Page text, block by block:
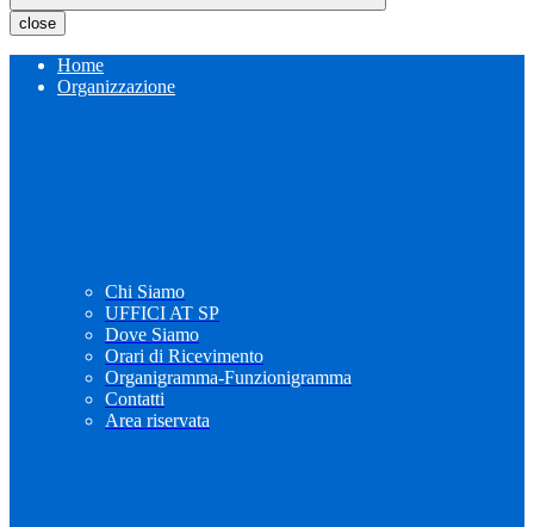
close
Home
Organizzazione
Chi Siamo
UFFICI AT SP
Dove Siamo
Orari di Ricevimento
Organigramma-Funzionigramma
Contatti
Area riservata